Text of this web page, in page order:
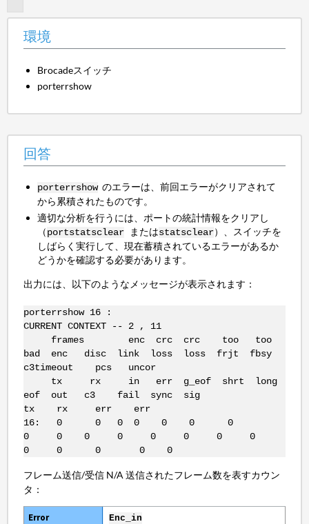
環境
Brocadeスイッチ
porterrshow
回答
porterrshowのエラーは、前回エラーがクリアされて
から累積されたものです。
適切な分析を行うには、ポートの統計情報をクリアし
（portstatsclear またはstatsclear）、スイッチを
しばらく実行して、現在蓄積されているエラーがあるか
どうかを確認する必要があります。
出力には、以下のようなメッセージが表示されます：
porterrshow 16 :
CURRENT CONTEXT -- 2 , 11
frames enc crc crc too too
bad enc disc link loss loss frjt fbsy
c3timeout pcs uncor
tx rx in err g_eof shrt long
eof out c3 fail sync sig
tx rx err err
16: 0 0 0 0 0 0 0
0 0 0 0 0 0 0 0
0 0 0 0 0
フレーム送信/受信 N/A 送信されたフレーム数を表すカウン
タ：
Enc_in